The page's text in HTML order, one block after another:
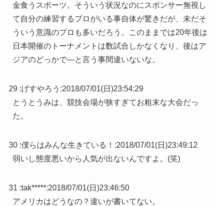
金食うスポーツ。そういう状況なのにスポンサー無視し
て自分の練習するプロがいる事自体が驚きだが、未だそ
ういう意識のプロも多いだろう。このままでは20年後は
日本開催のトーナメントは数試合しかなくなり、後はア
ジアのどっかで―と言う事間違いないな。
29 :げすやろう :2018/07/01(日)23:54:29
とうとうみは、競技会場が狭すぎてお粗末な大会だっ
た。
30 :僕らはみんな生きている！ :2018/07/01(日)23:49:12
弱いし態度悪いから人気が出ないんですよ。(笑)
31 :tak*****:2018/07/01(日)23:46:50
アメリカはどうなの？違いが書いてない。